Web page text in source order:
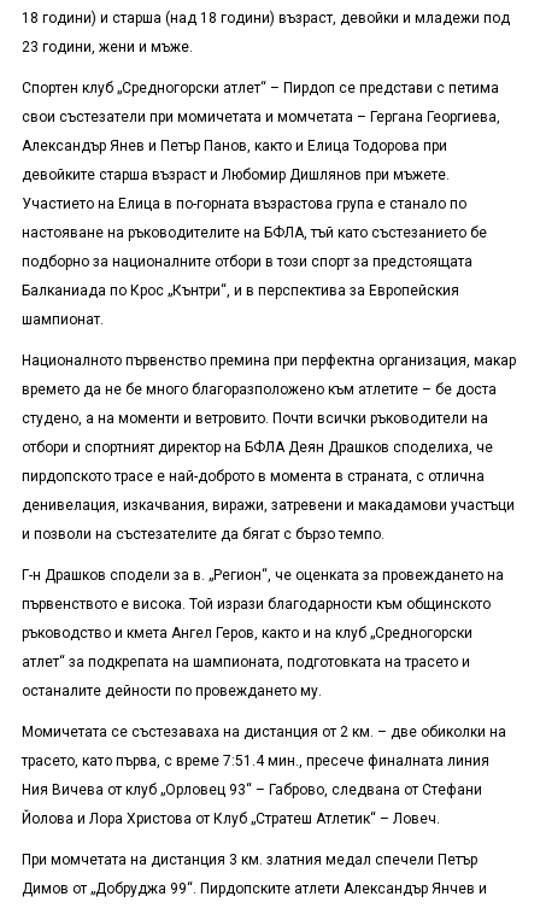
18 години) и старша (над 18 години) възраст, девойки и младежи под
23 години, жени и мъже.
Спортен клуб „Средногорски атлет“ – Пирдоп се представи с петима
свои състезатели при момичетата и момчетата – Гергана Георгиева,
Александър Янев и Петър Панов, както и Елица Тодорова при
девойките старша възраст и Любомир Дишлянов при мъжете.
Участието на Елица в по-горната възрастова група е станало по
настояване на ръководителите на БФЛА, тъй като състезанието бе
подборно за националните отбори в този спорт за предстоящата
Балканиада по Крос „Кънтри“, и в перспектива за Европейския
шампионат.
Националното първенство премина при перфектна организация, макар
времето да не бе много благоразположено към атлетите – бе доста
студено, а на моменти и ветровито. Почти всички ръководители на
отбори и спортният директор на БФЛА Деян Драшков споделиха, че
пирдопското трасе е най-доброто в момента в страната, с отлична
денивелация, изкачвания, виражи, затревени и макадамови участъци
и позволи на състезателите да бягат с бързо темпо.
Г-н Драшков сподели за в. „Регион“, че оценката за провеждането на
първенството е висока. Той изрази благодарности към общинското
ръководство и кмета Ангел Геров, както и на клуб „Средногорски
атлет“ за подкрепата на шампионата, подготовката на трасето и
останалите дейности по провеждането му.
Момичетата се състезаваха на дистанция от 2 км. – две обиколки на
трасето, като първа, с време 7:51.4 мин., пресече финалната линия
Ния Вичева от клуб „Орловец 93“ – Габрово, следвана от Стефани
Йолова и Лора Христова от Клуб „Стратеш Атлетик“ – Ловеч.
При момчетата на дистанция 3 км. златния медал спечели Петър
Димов от „Добруджа 99“. Пирдопските атлети Александър Янчев и